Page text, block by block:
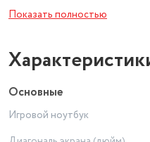
отзывчивость системы.
сложные задачи и
одновременно. 512ГБ SSD
операционной системы и
ваших данных. HIPER
выбором для тех, кто ищет
Показать полностью
Основные
Игровой ноутбук